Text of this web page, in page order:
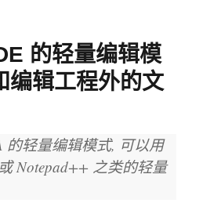
的轻量编辑模
编辑工程外的文
的轻量编辑模式, 可以用
Notepad++ 之类的轻量